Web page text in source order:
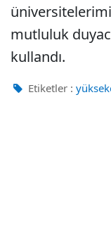
mutluluk
kullandı.
Etiketler :